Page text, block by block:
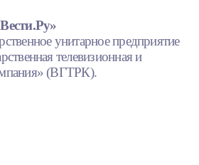
унитарное предприятие
телевизионная и
(ВГТРК).